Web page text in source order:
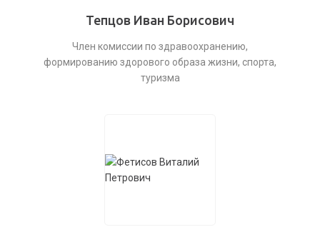
Тепцов Иван Борисович
Член комиссии по здравоохранению,
формированию здорового образа жизни, спорта,
туризма